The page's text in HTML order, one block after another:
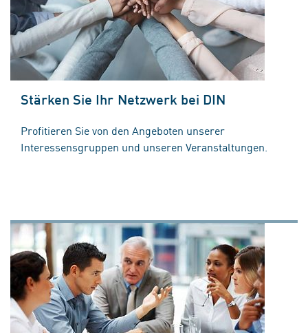
Stärken Sie Ihr Netzwerk bei DIN
Profitieren Sie von den Angeboten unserer
Interessensgruppen und unseren Veranstaltungen.